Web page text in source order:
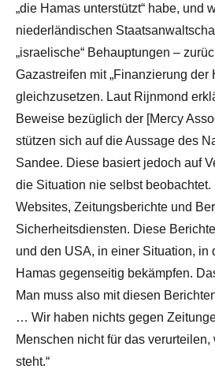
„die Hamas unterstützt“ habe, und
niederländischen
„israelische“ Behauptungen –
Gazastreifen mit „Finanzierung der
gleichzusetzen. Laut Rijnmond
Beweise bezüglich der [Mercy
stützen sich auf die Aussage des
Sandee. Diese basiert jedoch auf
die Situation nie selbst beobachtet.
Websites, Zeitungsberichte und
Sicherheitsdiensten. Diese
und den USA, in einer Situation, in
Hamas gegenseitig bekämpfen.
Man muss also mit diesen
… Wir haben nichts gegen
Menschen nicht für das
steht.“